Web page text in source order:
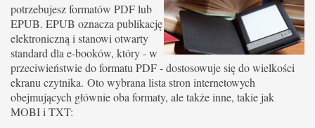
potrzebujesz formatów PDF lub
EPUB. EPUB oznacza publikację
elektroniczną i stanowi otwarty
standard dla e-booków, który - w
przeciwieństwie do formatu PDF - dostosowuje się do wielkości
ekranu czytnika. Oto wybrana lista stron internetowych
obejmujących głównie oba formaty, ale także inne, takie jak
MOBI i TXT: